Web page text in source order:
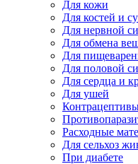
Для кожи
Для костей и
Для нервной
Для обмена
Для
Для половой
Для сердца и
Для ушей
Расходные
Для сельхоз
При диабете